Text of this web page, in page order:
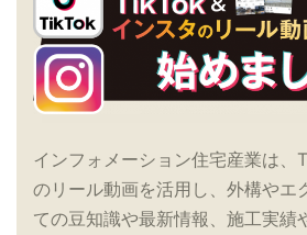
インフォメーション住宅産業は、
のリール動画を活用し、外構やエ
ての豆知識や最新情報、施工実績